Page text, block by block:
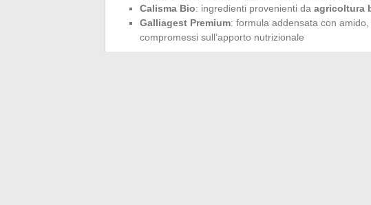
Calisma Bio: ingredienti provenienti da agricoltura
Galliagest Premium: formula addensata con
compromessi sull’apporto nutrizionale